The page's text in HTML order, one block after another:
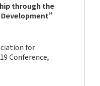
through the
for
Conference,